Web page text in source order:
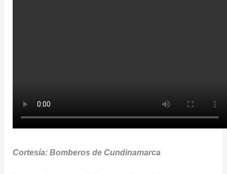
Cortesía: Bomberos de Cundinamarca